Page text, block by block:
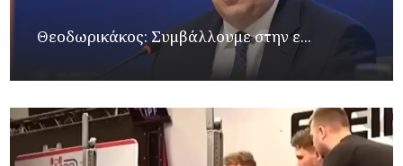
Θεοδωρικάκος: Συμβάλλουμε στην ε...